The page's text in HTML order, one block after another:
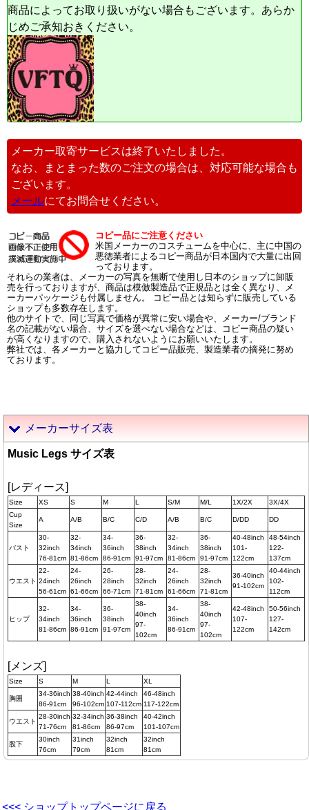
商品によってお取り扱いがない場合もございます。あらか
じめご承知おきください。
メーカー取寄サービスは終了いたしました。
なお、まとまった数のご注文の場合は、対応可能な場合も
ございます。
メールにてお問合せください。
コピー品にご注意ください
米国メーカーのコスチュームを中心に、主に中国の
悪徳業者によるコピー商品が日本国内で大量に出回
っております。
それらの業者は、メーカーの写真を無断で使用し日本のショップに卸販
売を行っておりますが、商品は模倣製造品で正規品とは全く異なり、メ
ーカーパッケージも付属しません。 コピー品とは知らずに販売している
ショップも多数存在します。
他のサイトで、同じ写真で価格が異常に安い場合や、メーカー/ブランド
名の記載がない場合、サイズを選べない場合などは、コピー商品の疑い
が高くなりますので、購入されないようにお願いいたします。
弊社では、各メーカーと協力してコピー品販売、製造業者の摘発に努め
ております。
メーカーサイズ表
Music Legs サイズ表
[レディース]
Size XS S M L S/M M/L 1X/2X
3X/4X
Cup
Size
A A/B B/C C/D A/B B/C D/DD DD
バスト
30-
32inch
76-81cm
32-
34inch
81-86cm
34-
36inch
86-91cm
36-
38inch
91-97cm
32-
34inch
81-86cm
36-
38inch
91-97cm
40-48inch
101-
122cm
48-54inch
122-
137cm
ウエスト
22-
24inch
56-61cm
24-
26inch
61-66cm
26-
28inch
66-71cm
28-
32inch
71-81cm
24-
26inch
61-66cm
28-
32inch
71-81cm
36-40inch
91-102cm
40-44inch
102-
112cm
ヒップ
32-
34inch
81-86cm
34-
36inch
86-91cm
36-
38inch
91-97cm
38-
40inch
97-
102cm
34-
36inch
86-91cm
38-
40inch
97-
102cm
42-48inch
107-
122cm
50-56inch
127-
142cm
[メンズ]
Size S M L XL
胸囲
34-36inch
86-91cm
38-40inch
96-102cm
42-44inch
107-112cm
46-48inch
117-122cm
ウエスト
28-30inch
71-76cm
32-34inch
81-86cm
36-38inch
86-97cm
40-42inch
101-107cm
股下
30inch
76cm
31inch
79cm
32inch
81cm
32inch
81cm
<<< ショップトップページに戻る